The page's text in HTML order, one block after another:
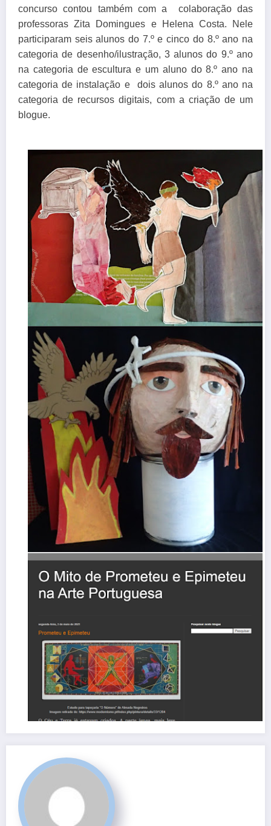
concurso contou também com a colaboração das
professoras Zita Domingues e Helena Costa. Nele
participaram seis alunos do 7.º e cinco do 8.º ano na
categoria de desenho/ilustração, 3 alunos do 9.º ano
na categoria de escultura e um aluno do 8.º ano na
categoria de instalação edois alunos do 8.º ano na
categoria de recursos digitais, com a criação de um
blogue.